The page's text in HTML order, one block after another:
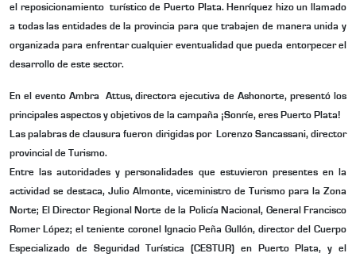
el reposicionamiento turístico de Puerto Plata. Henríquez hizo un llamado
a todas las entidades de la provincia para que trabajen de manera unida y
organizada para enfrentar cualquier eventualidad que pueda entorpecer el
desarrollo de este sector.
En el evento Ambra Attus, directora ejecutiva de Ashonorte, presentó los
principales aspectos y objetivos de la campaña ¡Sonríe, eres Puerto Plata!
Las palabras de clausura fueron dirigidas por Lorenzo Sancassani, director
provincial de Turismo.
Entre las autoridades y personalidades que estuvieron presentes en la
actividad se destaca, Julio Almonte, viceministro de Turismo para la Zona
Norte; El Director Regional Norte de la Policía Nacional, General Francisco
Romer López; el teniente coronel Ignacio Peña Gullón, director del Cuerpo
Especializado de Seguridad Turística (CESTUR) en Puerto Plata, y el